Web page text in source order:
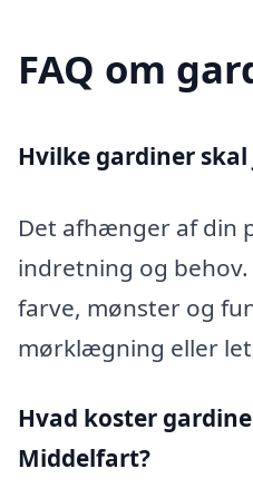
FAQ om
Hvilke gardiner
Det afhænger af din
indretning og
farve, mønster og
mørklægning eller
Hvad koster
Middelfart?